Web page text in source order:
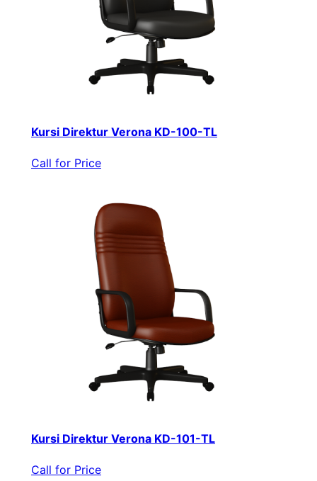
Kursi Direktur Verona KD-100-TL
Call for Price
Kursi Direktur Verona KD-101-TL
Call for Price